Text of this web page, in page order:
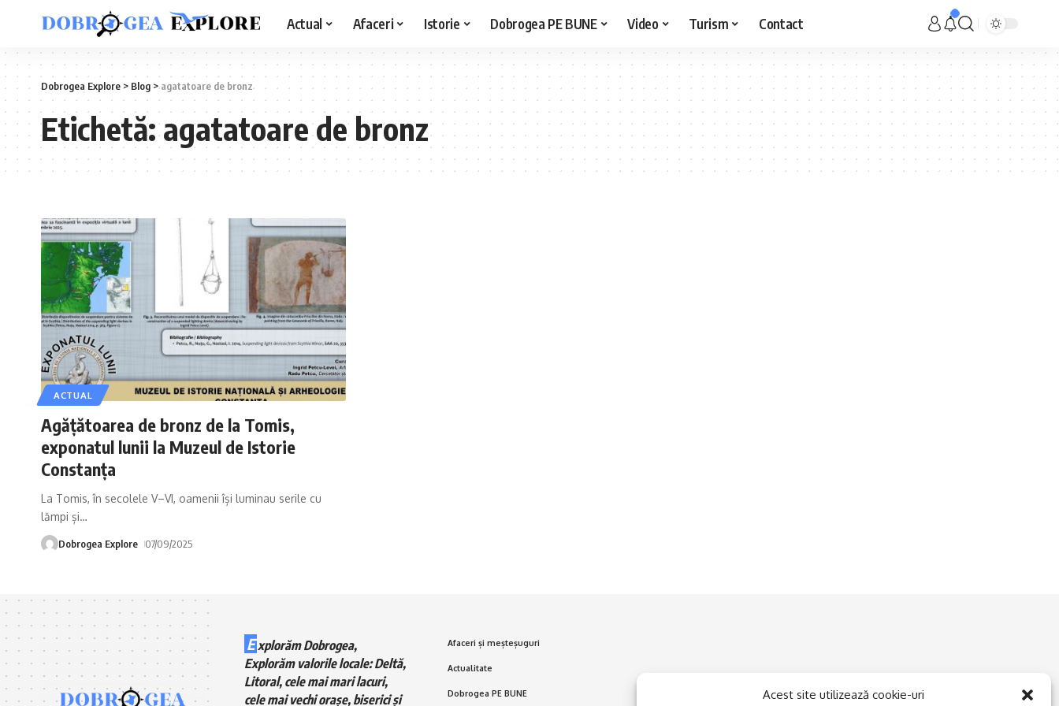
Acest site utilizează cookie-uri
Actual Afaceri Istorie Dobrogea PE BUNE Video Turism Contact
Dobrogea Explore> Blog >agatatoare de bronz
Etichetă:agatatoare de bronz
ACTUAL
Agățătoarea de bronz de la Tomis,
exponatul lunii la Muzeul de Istorie
Constanța
La Tomis, în secolele V–VI, oamenii își luminau serile cu
lămpi și…
Dobrogea Explore 07/09/2025
E xplorăm Dobrogea,
Explorăm valorile locale: Deltă,
Litoral, cele mai mari lacuri,
cele mai vechi orașe, biserici și
Afaceri și meșteșuguri
Actualitate
Dobrogea PE BUNE